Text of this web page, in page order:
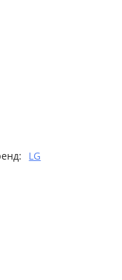
LG